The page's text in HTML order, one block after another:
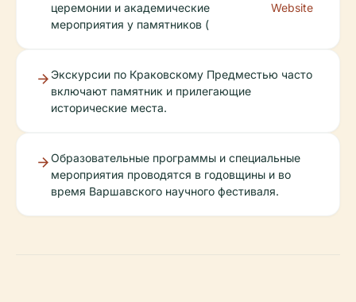
церемонии и академические
мероприятия у памятников (
Website
Экскурсии по Краковскому Предместью часто
включают памятник и прилегающие
исторические места.
Образовательные программы и специальные
мероприятия проводятся в годовщины и во
время Варшавского научного фестиваля.